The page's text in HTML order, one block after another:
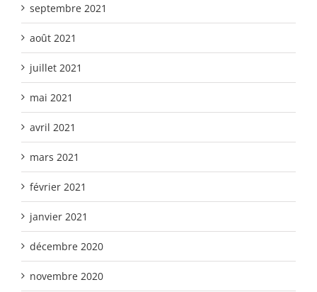
septembre 2021
août 2021
juillet 2021
mai 2021
avril 2021
mars 2021
février 2021
janvier 2021
décembre 2020
novembre 2020